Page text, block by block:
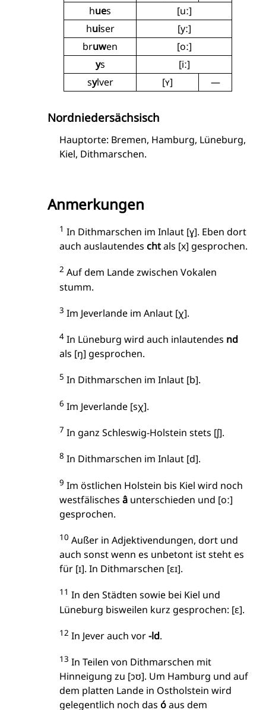
hues
[uː]
huiser
[yː]
bruwen
[oː]
ys
[iː]
sylver [ʏ] —
Nordniedersächsisch
Hauptorte: Bremen, Hamburg, Lüneburg,
Kiel, Dithmarschen.
Anmerkungen
1 In Dithmarschen im Inlaut [ɣ]. Eben dort
auch auslautendes chtals [x] gesprochen.
2 Auf dem Lande zwischen Vokalen
stumm.
3 Im Jeverlande im Anlaut [χ].
4 In Lüneburg wird auch inlautendes nd
als [ŋ] gesprochen.
5 In Dithmarschen im Inlaut [b].
6 Im Jeverlande [sχ].
7 In ganz Schleswig-Holstein stets [ʃ].
8 In Dithmarschen im Inlaut [d].
9 Im östlichen Holstein bis Kiel wird noch
westfälisches â unterschieden und [oː]
gesprochen.
10 Außer in Adjektivendungen, dort und
auch sonst wenn es unbetont ist steht es
für [ɪ]. In Dithmarschen [ɛɪ].
11 In den Städten sowie bei Kiel und
Lüneburg bisweilen kurz gesprochen: [ɛ].
12 In Jever auch vor-ld.
13 In Teilen von Dithmarschen mit
Hinneigung zu [ɔʊ]. Um Hamburg und auf
dem platten Lande in Ostholstein wird
gelegentlich noch das óaus dem